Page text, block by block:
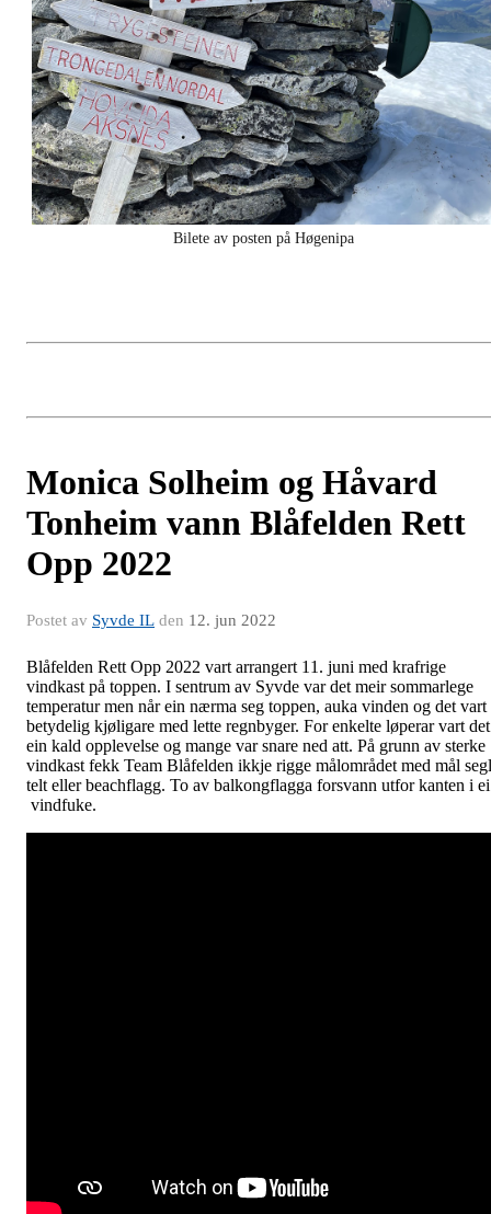
Bilete av posten på Høgenipa
Monica Solheim og Håvard
Tonheim vann Blåfelden Rett
Opp 2022
Postet av Syvde IL den 12. jun 2022
Blåfelden Rett Opp 2022 vart arrangert 11. juni med krafrige
vindkast på toppen. I sentrum av Syvde var det meir sommarlege
temperatur men når ein nærma seg toppen, auka vinden og det vart
betydelig kjøligare med lette regnbyger. For enkelte løperar vart det
ein kald opplevelse og mange var snare ned att. På grunn av sterke
vindkast fekk Team Blåfelden ikkje rigge målområdet med mål
telt eller beachflagg. To av balkongflagga forsvann utfor kanten i ei
vindfuke.